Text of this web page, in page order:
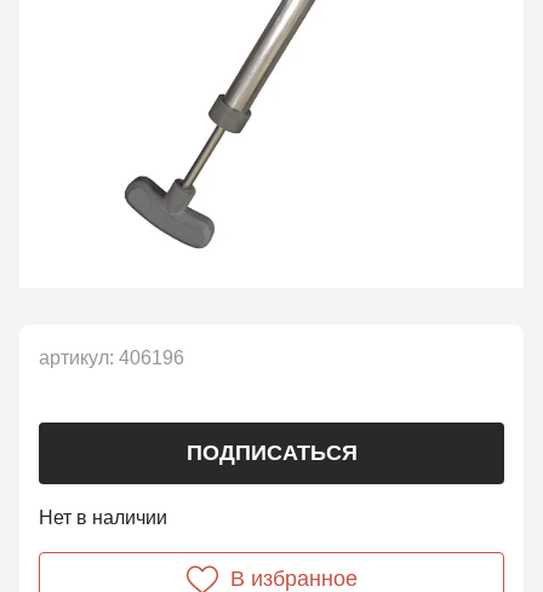
артикул: 406196
ПОДПИСАТЬСЯ
Нет в наличии
В избранное